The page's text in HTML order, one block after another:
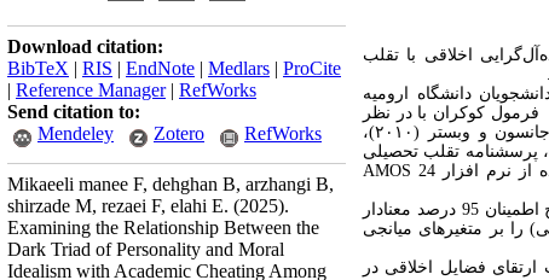
اخلاقی با تقلب
دانشگاه ارومیه
ارومیه 384 نفر با استفاده با توجه به فرمول کوکران با در نظر
گرفتن خطای 05/0 ، و به روش نمونه‌گیری تصادفی ساده انتخاب شدند و به پرسشنامه سه­گانه­های تاریک شخصیت جانسون و وبستر (۲۰۱۰)،
کری و کاستا (1985)، پرسشنامه تقلب تحصیلی
AMOS 24
و ضرایب مسیر، در سطح اطمینان 95 درصد معنادار
را بر متغیرهای میانجی
فضایل اخلاقی در
Download citation:
BibTeX | RIS | EndNote | Medlars | ProCite
| Reference Manager| RefWorks
Send citation to:
Mendeley
Zotero RefWorks
Mikaeeli manee F, dehghan B, arzhangi B,
shirzade M, rezaei F, elahi E. (2025).
Examining the Relationship Between the
Dark Triad of Personality and Moral
Idealism with Academic Cheating Among